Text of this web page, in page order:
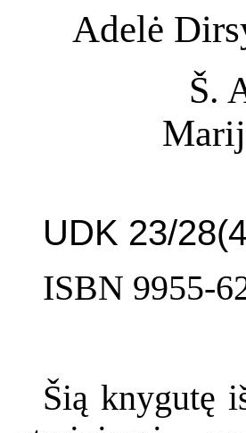
Adelė
Š.
UDK 23/
ISBN 9955-
Šią knygutę